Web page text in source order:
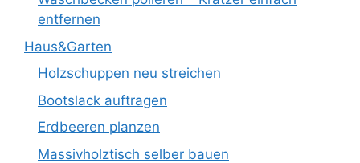
entfernen
Haus&Garten
Holzschuppen neu streichen
Bootslack auftragen
Erdbeeren planzen
Massivholztisch selber bauen